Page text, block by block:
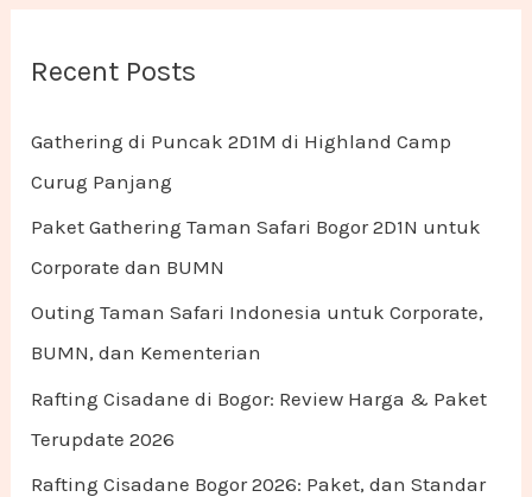
Recent Posts
Gathering di Puncak 2D1M di Highland Camp
Curug Panjang
Paket Gathering Taman Safari Bogor 2D1N untuk
Corporate dan BUMN
Outing Taman Safari Indonesia untuk Corporate,
BUMN, dan Kementerian
Rafting Cisadane di Bogor: Review Harga & Paket
Terupdate 2026
Rafting Cisadane Bogor 2026: Paket, dan Standar